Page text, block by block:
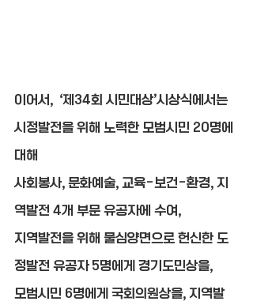
이어서,  ‘제34회 시민대상’시상식에서는
시정발전을 위해 노력한 모범시민 20명에
대해
사회봉사, 문화예술, 교육-보건-환경, 지
역발전 4개 부문 유공자에 수여,
지역발전을 위해 물심양면으로 헌신한 도
정발전 유공자 5명에게 경기도민상을,
모범시민 6명에게 국회의원상을, 지역발